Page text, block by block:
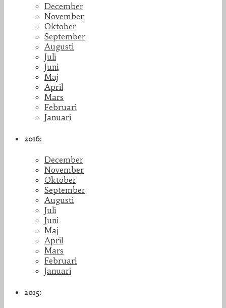
December
November
Oktober
September
Augusti
Juli
Juni
Maj
April
Mars
Februari
Januari
2016:
December
November
Oktober
September
Augusti
Juli
Juni
Maj
April
Mars
Februari
Januari
2015: